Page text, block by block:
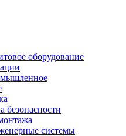
оборудование
безопасности
системы